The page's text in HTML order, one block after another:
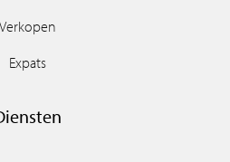
Verkopen
Expats